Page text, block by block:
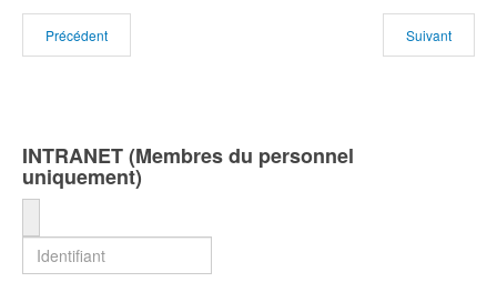
Précédent Suivant
INTRANET (Membres du personnel
uniquement)